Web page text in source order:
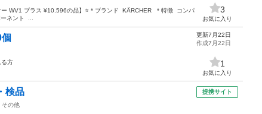
ー WV1 プラス ¥10.596の品】⭐️ * ブランド KÄRCHER * 特徴 コンパ
ネント ...
3
お気に入り
る方
更新7月22日
作成7月22日
1
お気に入り
検品
その他
提携サイト